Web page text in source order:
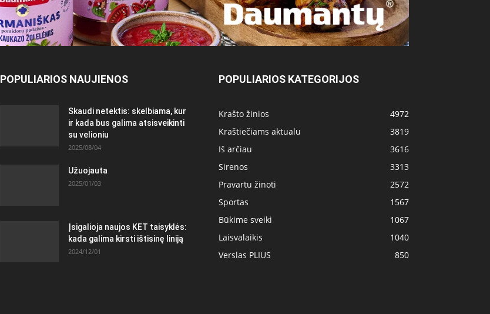
POPULIARIOS NAUJIENOS
Skaudi netektis: skelbiama, kur
ir kada bus galima atsisveikinti
su velioniu
2025/08/04
Užuojauta
2025/01/03
Įsigalioja naujos KET taisyklės:
kada galima kirsti ištisinę liniją
2024/12/01
POPULIARIOS KATEGORIJOS
Krašto žinios
4972
Kraštiečiams aktualu
3819
Iš arčiau
3616
Sirenos
3313
Pravartu žinoti
2572
Sportas
1567
Būkime sveiki
1067
Laisvalaikis
1040
Verslas PLIUS
850